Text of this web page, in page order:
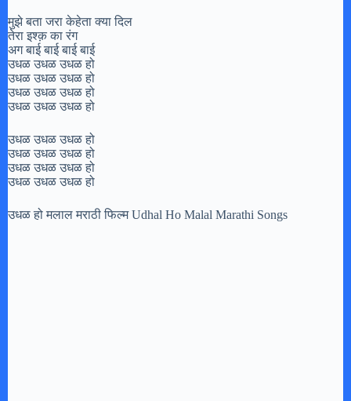
मुझे बता जरा केहेता क्या दिल
तेरा इश्क़ का रंग
अग बाई बाई बाई बाई
उधळ उधळ उधळ हो
उधळ उधळ उधळ हो
उधळ उधळ उधळ हो
उधळ उधळ उधळ हो
उधळ उधळ उधळ हो
उधळ उधळ उधळ हो
उधळ उधळ उधळ हो
उधळ उधळ उधळ हो
उधळ हो मलाल मराठी फिल्म Udhal Ho Malal Marathi Songs